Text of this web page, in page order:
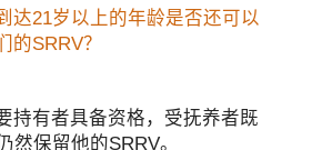
达21岁以上的年龄是否还可以
的SRRV？
持有者具备资格，受抚养者既
然保留他的SRRV。